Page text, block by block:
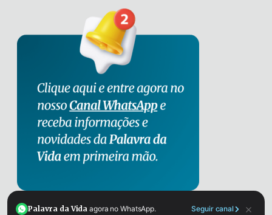
Palavra da Vida agora no WhatsApp. Seguir canal ×